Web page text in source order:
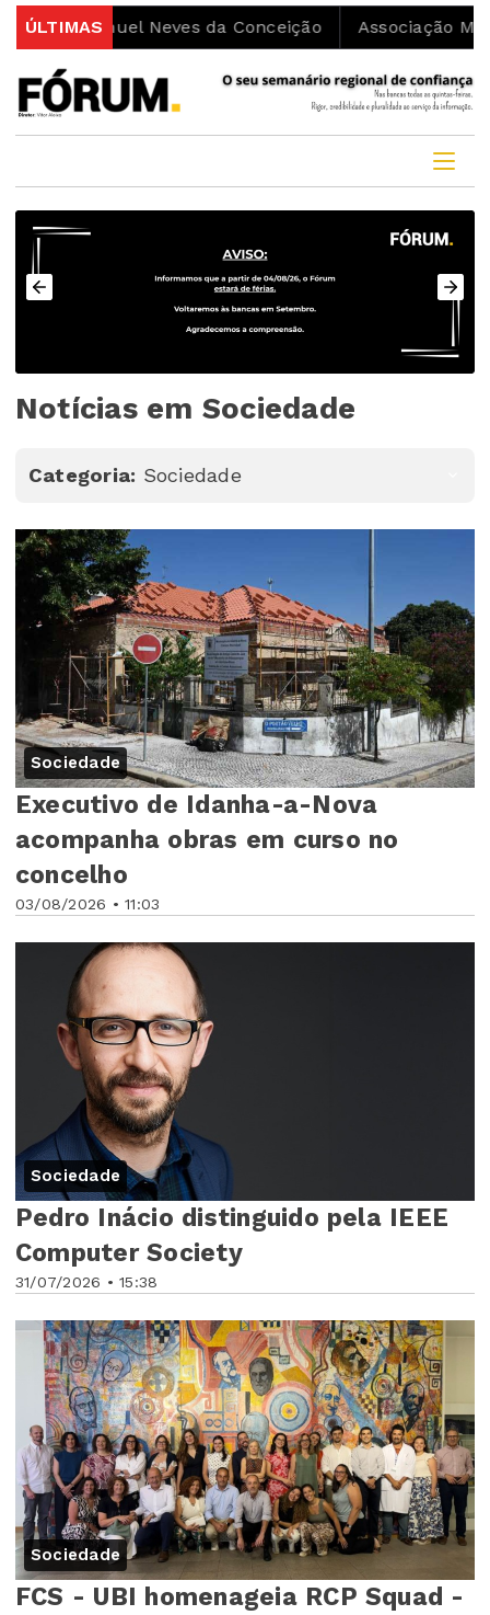
ÚLTIMAS
Neves da Conceição Associação Movimenta a
Notícias em Sociedade
Categoria: Sociedade
Sociedade
03/08/2026 • 11:03
Executivo de Idanha-a-Nova
acompanha obras em curso no
concelho
Sociedade
31/07/2026 • 15:38
Pedro Inácio distinguido pela IEEE
Computer Society
Sociedade
FCS - UBI homenageia RCP Squad -